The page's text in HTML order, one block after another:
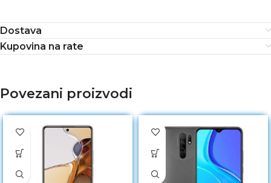
Dostava
Kupovina na rate
Povezani proizvodi